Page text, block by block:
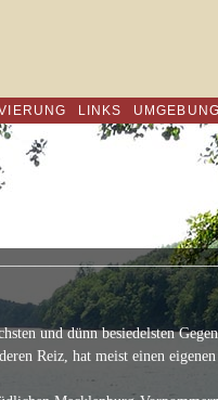
LINKS UMGEBUNG
und dünn besiedelsten
Reiz, hat meist einen